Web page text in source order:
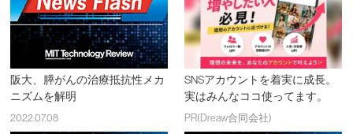
阪大、膵がんの治療抵抗性メカ
ニズムを解明
2022.07.08
SNSアカウントを着実に成長。
実はみんなココ使ってます。
PR(Dreaw合同会社)